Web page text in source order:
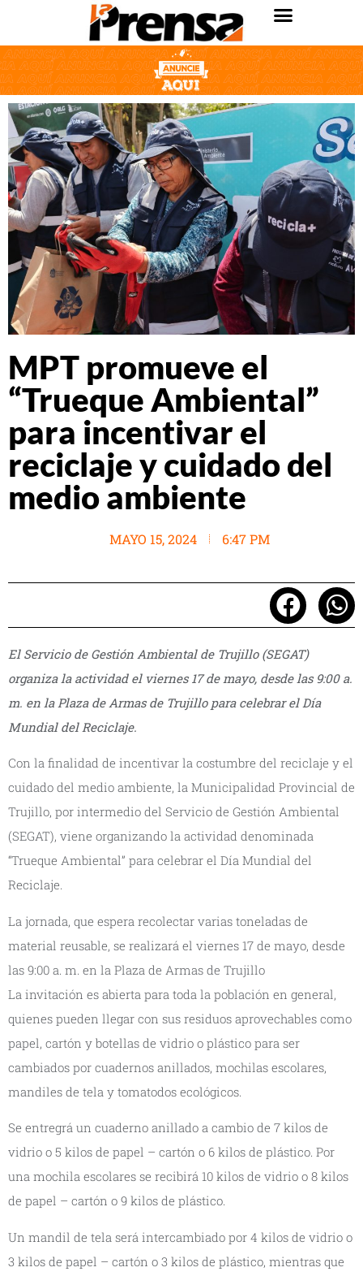
MPT promueve el
“Trueque Ambiental”
para incentivar el
reciclaje y cuidado del
medio ambiente
MAYO 15, 2024 6:47 PM
El Servicio de Gestión Ambiental de Trujillo (SEGAT)
organiza la actividad el viernes 17 de mayo, desde las 9:00 a.
m. en la Plaza de Armas de Trujillo para celebrar el Día
Mundial del Reciclaje.
Con la finalidad de incentivar la costumbre del reciclaje y el
cuidado del medio ambiente, la Municipalidad Provincial de
Trujillo, por intermedio del Servicio de Gestión Ambiental
(SEGAT), viene organizando la actividad denominada
“Trueque Ambiental” para celebrar el Día Mundial del
Reciclaje.
La jornada, que espera recolectar varias toneladas de
material reusable, se realizará el viernes 17 de mayo, desde
las 9:00 a. m. en la Plaza de Armas de Trujillo
La invitación es abierta para toda la población en general,
quienes pueden llegar con sus residuos aprovechables como
papel, cartón y botellas de vidrio o plástico para ser
cambiados por cuadernos anillados, mochilas escolares,
mandiles de tela y tomatodos ecológicos.
Se entregrá un cuaderno anillado a cambio de 7 kilos de
vidrio o 5 kilos de papel – cartón o 6 kilos de plástico. Por
una mochila escolares se recibirá 10 kilos de vidrio o 8 kilos
de papel – cartón o 9 kilos de plástico.
Un mandil de tela será intercambiado por 4 kilos de vidrio o
3 kilos de papel – cartón o 3 kilos de plástico, mientras que